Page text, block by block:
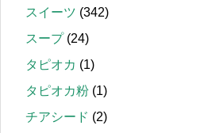
スイーツ (342)
スープ(24)
タピオカ (1)
タピオカ粉 (1)
チアシード (2)